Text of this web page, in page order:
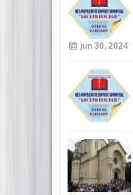
jun 30, 2024